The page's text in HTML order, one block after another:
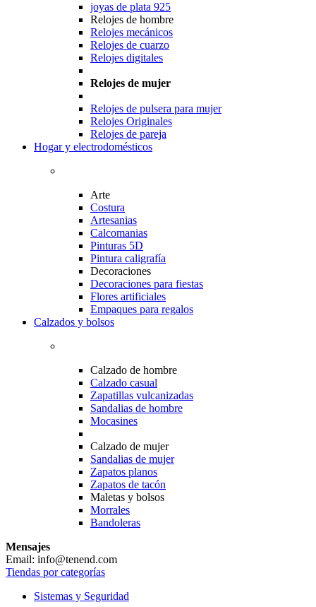
joyas de plata 925
Relojes de hombre
Relojes mecánicos
Relojes de cuarzo
Relojes digitales
Relojes de mujer
Relojes de pulsera para mujer
Relojes Originales
Relojes de pareja
Hogar y electrodomésticos
Arte
Costura
Artesanias
Calcomanias
Pinturas 5D
Pintura caligrafía
Decoraciones
Decoraciones para fiestas
Flores artificiales
Empaques para regalos
Calzados y bolsos
Calzado de hombre
Calzado casual
Zapatillas vulcanizadas
Sandalias de hombre
Mocasines
Calzado de mujer
Sandalias de mujer
Zapatos planos
Zapatos de tacón
Maletas y bolsos
Morrales
Bandoleras
Mensajes
Email: info@tenend.com
Tiendas por categorías
Sistemas y Seguridad